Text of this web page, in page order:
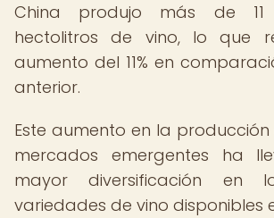
China produjo más de 11
hectolitros de vino, lo que
aumento del 11% en
anterior.
Este aumento en la producción
mercados emergentes ha
mayor diversificación en
variedades de vino disponibles